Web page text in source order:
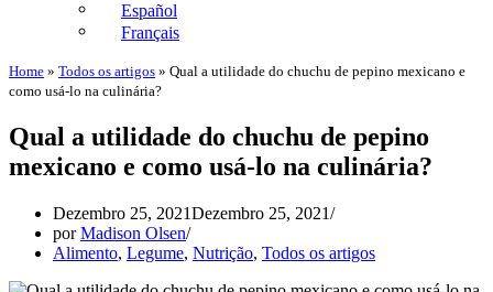
Español
Français
Home » Todos os artigos » Qual a utilidade do chuchu de pepino mexicano e
como usá-lo na culinária?
Qual a utilidade do chuchu de pepino
mexicano e como usá-lo na culinária?
Dezembro 25, 2021Dezembro 25, 2021
porMadison Olsen
Alimento, Legume, Nutrição, Todos os artigos